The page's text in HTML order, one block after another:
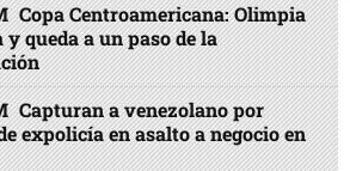
Copa Centroamericana: Olimpia
y queda a un paso de la
Capturan a venezolano por
expolicía en asalto a negocio en